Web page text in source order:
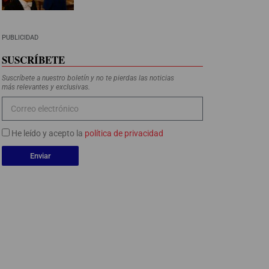
PUBLICIDAD
SUSCRÍBETE
Suscríbete a nuestro boletín y no te pierdas las noticias
más relevantes y exclusivas.
He leído y acepto la política de privacidad
Enviar